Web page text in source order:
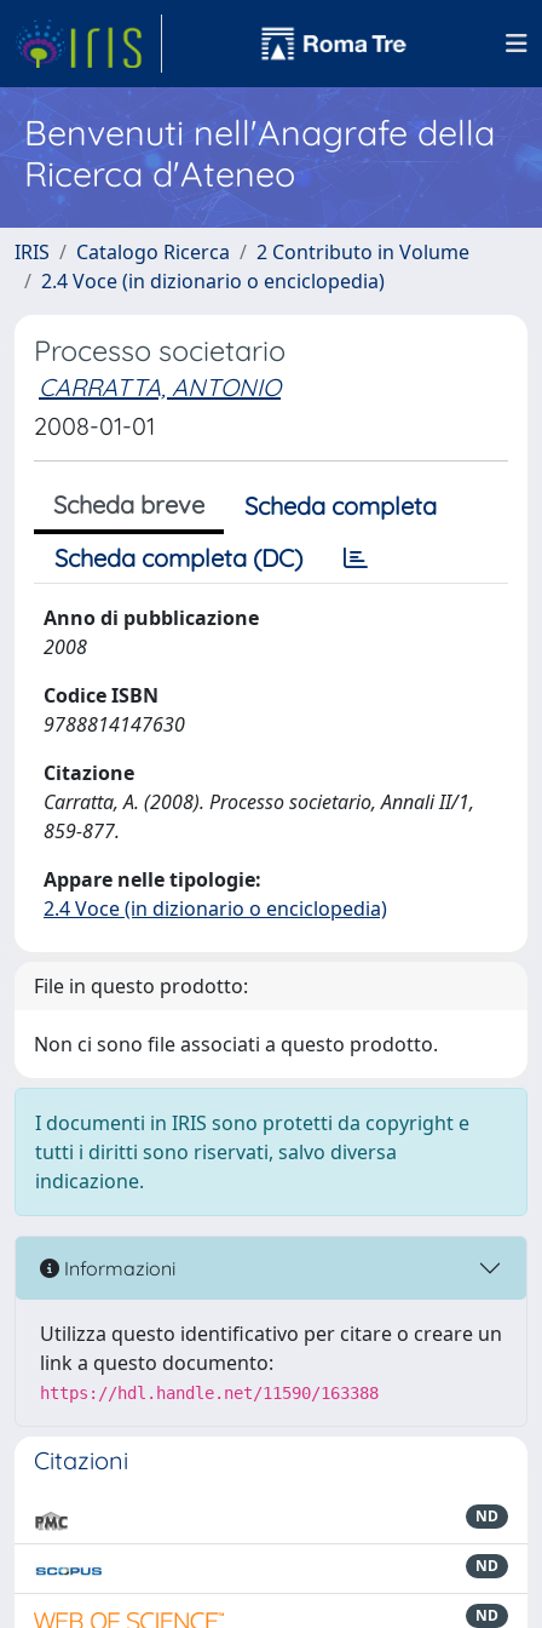
Benvenuti nell'Anagrafe della
Ricerca d'Ateneo
IRIS Catalogo Ricerca
2 Contributo in Volume
2.4 Voce (in dizionario o enciclopedia)
Processo societario
CARRATTA, ANTONIO
2008-01-01
Scheda breve
Scheda completa
Scheda completa (DC)
Anno di pubblicazione
2008
Codice ISBN
9788814147630
Citazione
Carratta, A. (2008). Processo societario, Annali II/1,
859-877.
Appare nelle tipologie:
2.4 Voce (in dizionario o enciclopedia)
File in questo prodotto:
Non ci sono file associati a questo prodotto.
I documenti in IRIS sono protetti da copyright e
tutti i diritti sono riservati, salvo diversa
indicazione.
Informazioni
Utilizza questo identificativo per citare o creare un
link a questo documento:
https://hdl.handle.net/11590/163388
Citazioni
ND
ND
ND